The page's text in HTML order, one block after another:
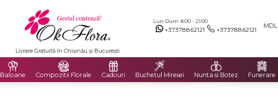
Lun-Dum: 8:00 - 21:00
+37378862121 +37378862121 MDL
Livrare Gratuită în Chișinău și București
Baloane Compozitii Florale Cadouri Buchetul Miresei Nunta si Botez Funerare